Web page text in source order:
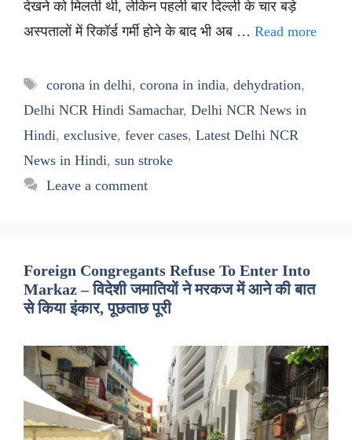
देखने को मिलती थी, लेकिन पहली बार दिल्ली के चार बड़े
अस्पतालों में रिकॉर्ड गर्मी होने के बाद भी अब … Read more
Tags
corona in delhi, corona in india, dehydration,
Delhi NCR Hindi Samachar, Delhi NCR News in
Hindi, exclusive, fever cases, Latest Delhi NCR
News in Hindi, sun stroke
Leave a comment
Foreign Congregants Refuse To Enter Into
Markaz – विदेशी जमातियों ने मरकज में आने की बात
से किया इंकार, पूछताछ पूरी